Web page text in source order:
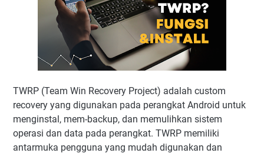
TWRP (Team Win Recovery Project) adalah custom
recovery yang digunakan pada perangkat Android untuk
menginstal, mem-backup, dan memulihkan sistem
operasi dan data pada perangkat. TWRP memiliki
antarmuka pengguna yang mudah digunakan dan